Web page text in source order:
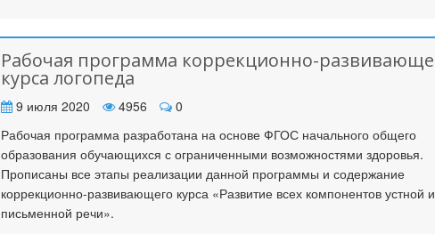
Рабочая программа коррекционно-
курса логопеда
9 июля 2020 4956
0
Рабочая программа разработана на основе ФГОС начального общего
образования обучающихся с ограниченными возможностями здоровья.
Прописаны все этапы реализации данной программы и содержание
коррекционно-развивающего курса «Развитие всех компонентов устной и
письменной речи».